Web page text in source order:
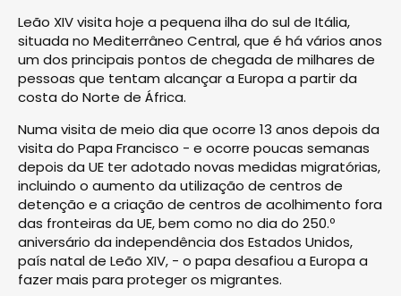
Leão XIV visita hoje a pequena ilha do sul de Itália,
situada no Mediterrâneo Central, que é há vários anos
um dos principais pontos de chegada de milhares de
pessoas que tentam alcançar a Europa a partir da
costa do Norte de África.
Numa visita de meio dia que ocorre 13 anos depois da
visita do Papa Francisco - e ocorre poucas semanas
depois da UE ter adotado novas medidas migratórias,
incluindo o aumento da utilização de centros de
detenção e a criação de centros de acolhimento fora
das fronteiras da UE, bem como no dia do 250.º
aniversário da independência dos Estados Unidos,
país natal de Leão XIV, - o papa desafiou a Europa a
fazer mais para proteger os migrantes.